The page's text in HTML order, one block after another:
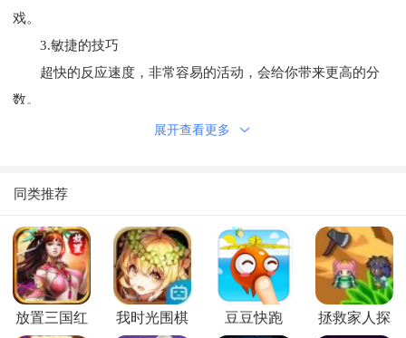
戏。
3.敏捷的技巧
超快的反应速度，非常容易的活动，会给你带来更高的分
数。
展开查看更多
同类推荐
放置三国红
我时光围棋
豆豆快跑
拯救家人探